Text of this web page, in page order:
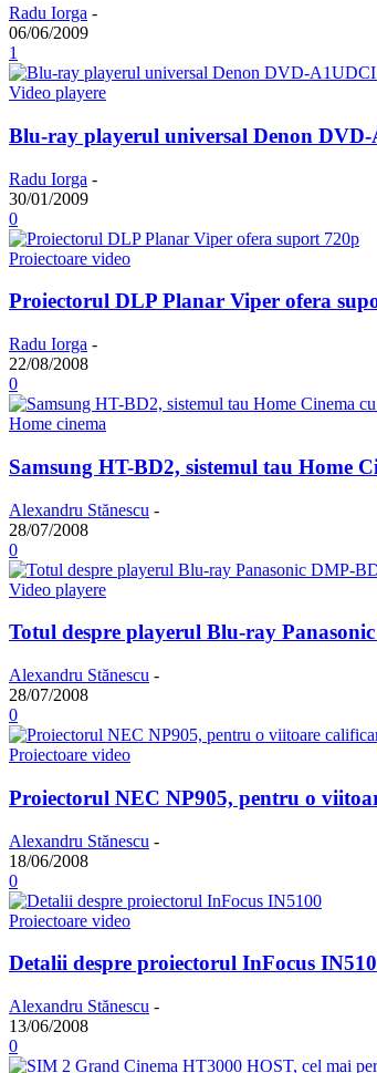
Radu Iorga -
06/06/2009
1
Video playere
Blu-ray playerul universal Denon
Radu Iorga -
30/01/2009
0
Proiectoare video
Proiectorul DLP Planar Viper ofera
Radu Iorga -
22/08/2008
0
Home cinema
Samsung HT-BD2, sistemul tau Home
Alexandru Stănescu -
28/07/2008
0
Video playere
Totul despre playerul Blu-ray
Alexandru Stănescu -
28/07/2008
0
Proiectoare video
Proiectorul NEC NP905, pentru o
Alexandru Stănescu -
18/06/2008
0
Proiectoare video
Detalii despre proiectorul InFocus
Alexandru Stănescu -
13/06/2008
0